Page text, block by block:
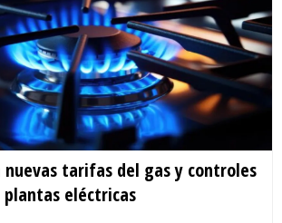
nuevas tarifas del gas y controles
plantas eléctricas